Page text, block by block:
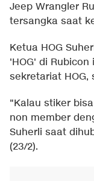
Jeep Wrangler
tersangka saat
Ketua HOG
'HOG' di
sekretariat HOG,
"Kalau stiker
non member
Suherli saat
(23/2).